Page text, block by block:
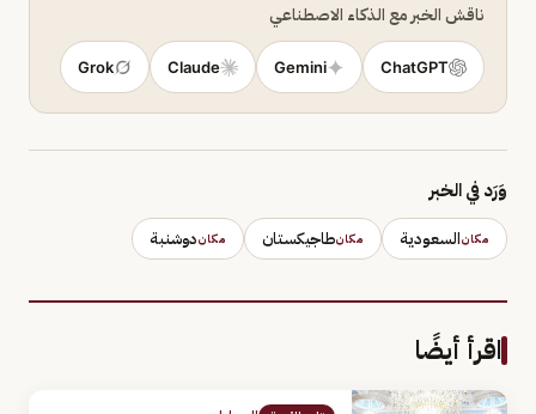
ناقش الخبر مع الذكاء الاصطناعي
ChatGPT
Gemini
Claude
Grok
وَرَد في الخبر
مكانالسعودية مكانطاجيكستان مكاندوشنبة
اقرأ أيضًا